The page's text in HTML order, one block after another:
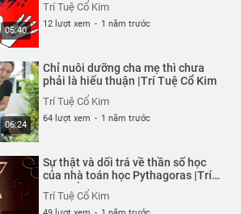
05:40
Trí Tuệ Cổ Kim
12 lượt xem - 1 năm trước
06:24
Chỉ nuôi dưỡng cha mẹ thì chưa
phải là hiếu thuận |Trí Tuệ Cổ Kim
Trí Tuệ Cổ Kim
64 lượt xem - 1 năm trước
Sự thật và dối trá về thần số học
của nhà toán học Pythagoras |Trí
Tuệ Cổ Kim
Trí Tuệ Cổ Kim